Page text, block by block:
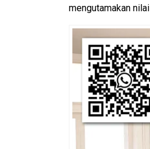
mengutamakan